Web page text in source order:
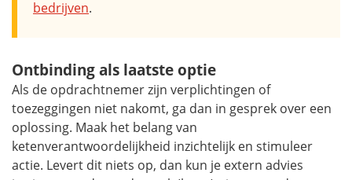
bedrijven.
Ontbinding als laatste optie
Als de opdrachtnemer zijn verplichtingen of
toezeggingen niet nakomt, ga dan in gesprek over een
oplossing. Maak het belang van
ketenverantwoordelijkheid inzichtelijk en stimuleer
actie. Levert dit niets op, dan kun je extern advies